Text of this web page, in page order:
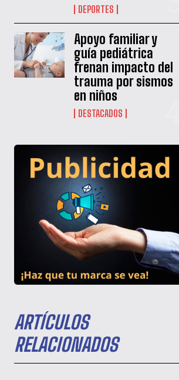
DEPORTES
Apoyo familiar y
guía pediátrica
frenan impacto del
trauma por sismos
en niños
DESTACADOS
ARTÍCULOS
RELACIONADOS